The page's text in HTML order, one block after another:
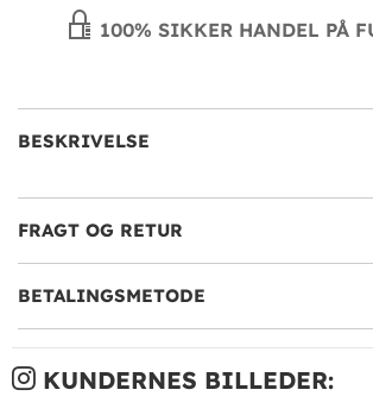
100% SIKKER HANDEL PÅ
BESKRIVELSE
FRAGT OG RETUR
BETALINGSMETODE
KUNDERNES BILLEDER: